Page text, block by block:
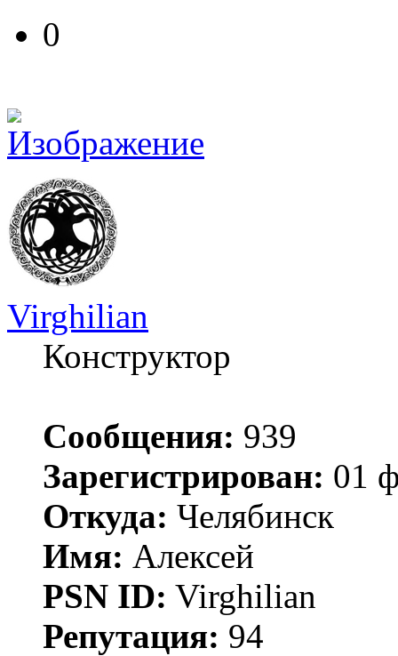
0
Virghilian
Конструктор
Сообщения: 939
Зарегистрирован: 01
Откуда: Челябинск
Имя: Алексей
PSN ID: Virghilian
Репутация: 94